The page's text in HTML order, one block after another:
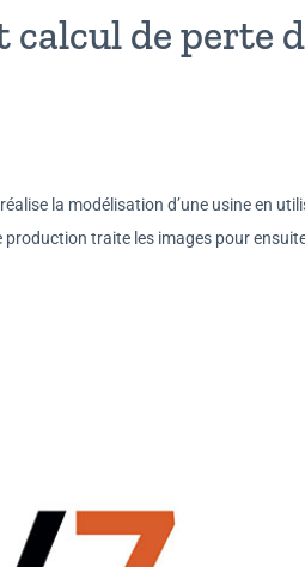
de perte
la modélisation d’une usine en
production traite les images pour